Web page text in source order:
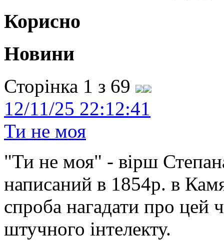
Корисно
Новини
Сторінка 1 з 69
12/11/25 22:12:41
Ти не моя
"Ти не моя" - вірш
написаний в 1854р. в
спроба нагадати про цей
штучного інтелекту.